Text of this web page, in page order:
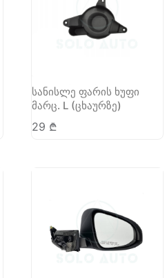
სანისლე ფარის ხუფი
მარც. L (ცხაურზე)
29 ₾